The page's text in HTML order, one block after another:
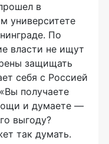
в
университете
По
власти не ищут
защищать
себя с Россией
получаете
и думаете —
выгоду?
так думать.